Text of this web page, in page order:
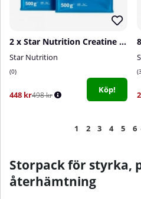
2 x Star Nutrition Creatine Monohydrate, 500 g
Star Nutrition
0
448 kr498 kr
Köp!
3
1 2 3 4 5 6
Storpack för styrka,
återhämtning